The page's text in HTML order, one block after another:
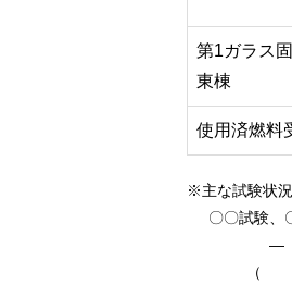
第1ガラス
東棟
使用済燃料
※主な試験状
〇〇試験、
―
（